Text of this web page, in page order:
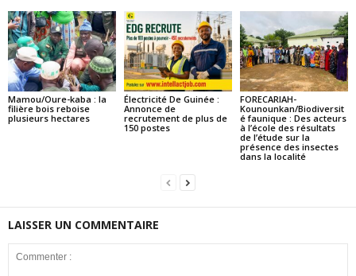
Mamou/Oure-kaba : la
filière bois reboise
plusieurs hectares
Électricité De Guinée :
Annonce de
recrutement de plus de
150 postes
FORECARIAH-
Kounounkan/Biodiversit
é faunique : Des acteurs
à l’école des résultats
de l’étude sur la
présence des insectes
dans la localité
LAISSER UN COMMENTAIRE